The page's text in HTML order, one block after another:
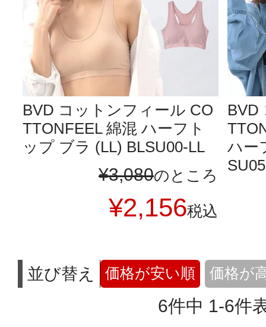
BVD コットンフィール CO
TTONFEEL 綿混 ハーフト
ップ ブラ (LL) BLSU00-LL
¥3,080のところ
¥2,156税込
BVD
ハー
並び替え 価格が安い順 価格が
6件中 1-6件